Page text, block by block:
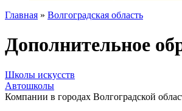
Главная » Волгоградская область
Дополнительное
Школы искусств
Автошколы
Компании в городах Волгоградской